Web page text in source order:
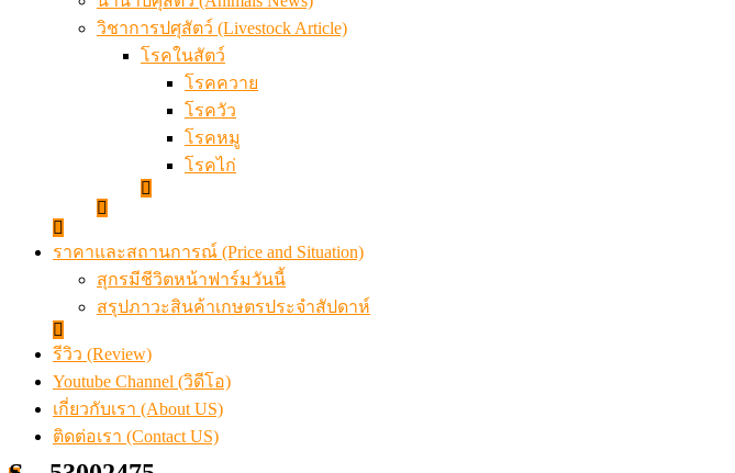
วิชาการปศุสัตว์ (Livestock Article)
โรคในสัตว์
โรคควาย
โรควัว
โรคหมู
โรคไก่
ราคาและสถานการณ์ (Price and Situation)
สุกรมีชีวิตหน้าฟาร์มวันนี้
สรุปภาวะสินค้าเกษตรประจำสัปดาห์
รีวิว (Review)
Youtube Channel (วิดีโอ)
เกี่ยวกับเรา (About US)
ติดต่อเรา (Contact US)